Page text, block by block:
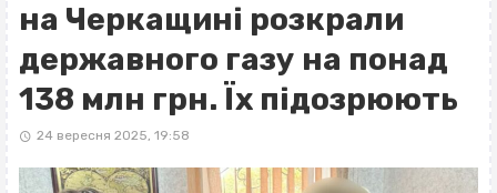
на Черкащині розкрали
державного газу на понад
138 млн грн. Їх підозрюють
24 вересня 2025, 19:58